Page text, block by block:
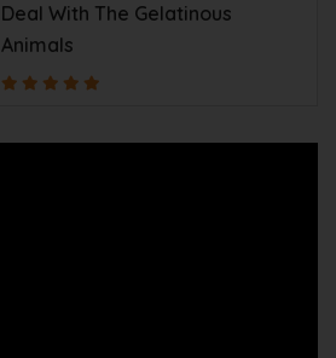
Deal With The Gelatinous
Animals